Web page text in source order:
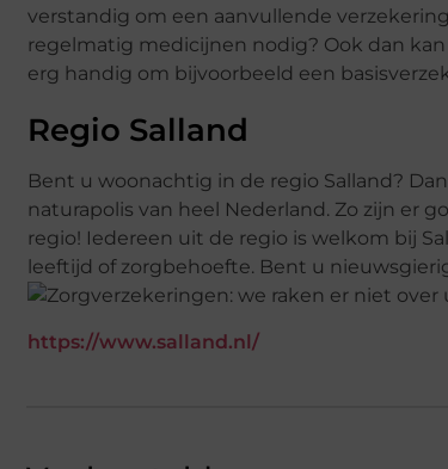
verstandig om een aanvullende
regelmatig medicijnen nodig? Ook dan
erg handig om bijvoorbeeld een
Regio Salland
Bent u woonachtig in de regio Salland?
naturapolis van heel Nederland. Zo zijn er
regio! Iedereen uit de regio is welkom bij
leeftijd of zorgbehoefte. Bent u
https://www.salland.nl/